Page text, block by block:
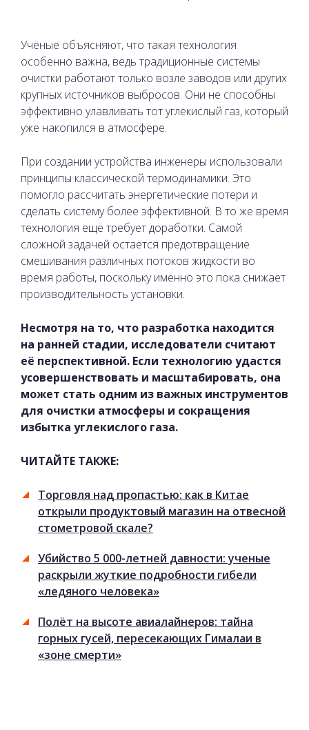
Учёные объясняют, что такая технология
особенно важна, ведь традиционные системы
очистки работают только возле заводов или других
крупных источников выбросов. Они не способны
эффективно улавливать тот углекислый газ, который
уже накопился в атмосфере.
При создании устройства инженеры использовали
принципы классической термодинамики. Это
помогло рассчитать энергетические потери и
сделать систему более эффективной. В то же время
технология ещё требует доработки. Самой
сложной задачей остается предотвращение
смешивания различных потоков жидкости во
время работы, поскольку именно это пока снижает
производительность установки.
Несмотря на то, что разработка находится
на ранней стадии, исследователи считают
её перспективной. Если технологию удастся
усовершенствовать и масштабировать, она
может стать одним из важных инструментов
для очистки атмосферы и сокращения
избытка углекислого газа.
ЧИТАЙТЕ ТАКЖЕ:
Торговля над пропастью: как в Китае
открыли продуктовый магазин на отвесной
стометровой скале?
Убийство 5 000-летней давности: ученые
раскрыли жуткие подробности гибели
«ледяного человека»
Полёт на высоте авиалайнеров: тайна
горных гусей, пересекающих Гималаи в
«зоне смерти»